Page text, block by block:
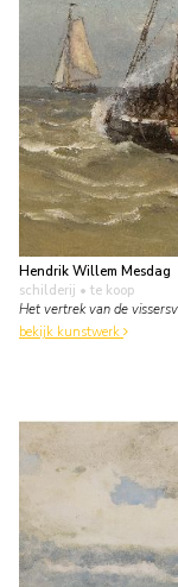
Hendrik Willem Mesdag
schilderij • te koop
Het vertrek van de
bekijk kunstwerk